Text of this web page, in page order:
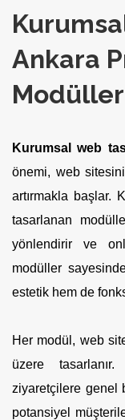
Ankara
Kurumsal web
önemi, web
artırmakla başlar.
tasarlanan
yönlendirir ve
modüller
estetik hem de
Her modül, web
üzere
ziyaretçilere genel
potansiyel